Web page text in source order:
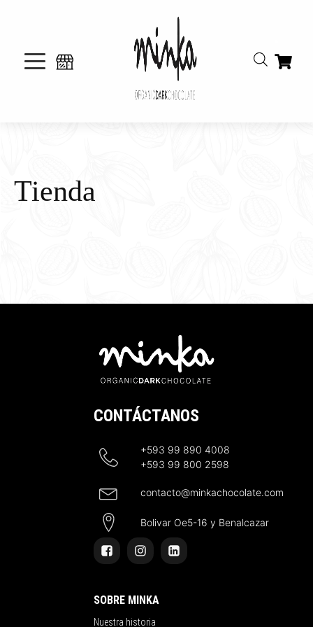
Tienda
CONTÁCTANOS
+593 99 890 4008
+593 99 800 2598
contacto@minkachocolate.com
Bolivar Oe5-16 y Benalcazar
SOBRE MINKA
Nuestra historia